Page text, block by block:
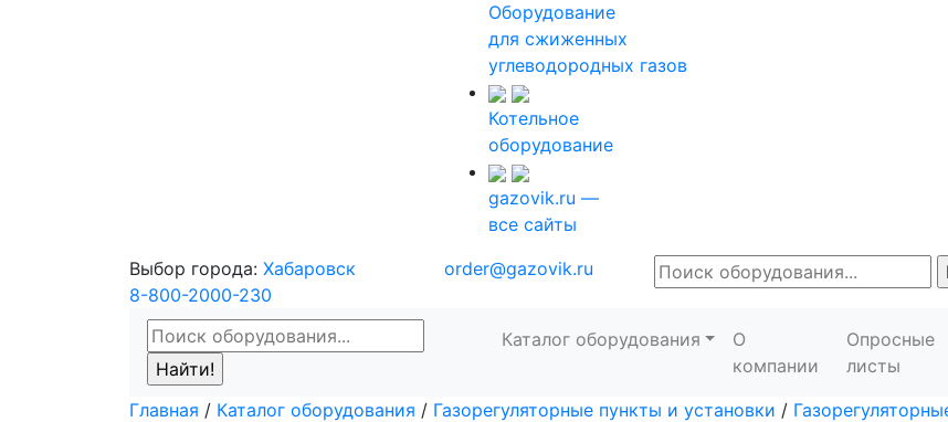
Оборудование
для сжиженных
углеводородных газов
Котельное
оборудование
gazovik.ru —
все сайты
Выбор города: Хабаровск
8-800-2000-230
order@gazovik.ru
Каталог оборудования
О
компании
Опросные
листы
Главная / Каталог оборудования / Газорегуляторные пункты и установки /